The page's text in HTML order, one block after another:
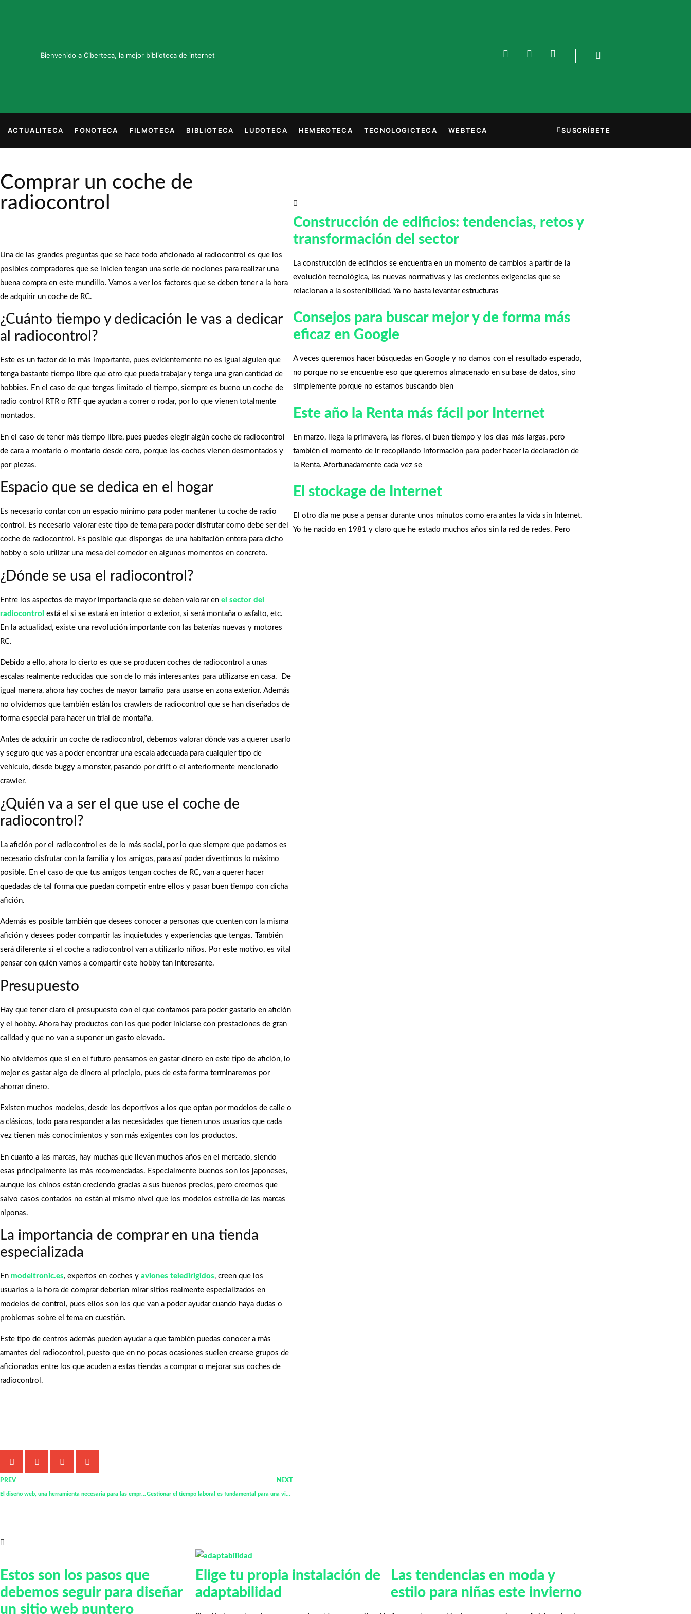
Bienvenido a Ciberteca, la mejor biblioteca de internet
ACTUALITECA FONOTECA FILMOTECA BIBLIOTECA LUDOTECA HEMEROTECA TECNOLOGICTECA WEBTECA SUSCRÍBETE
Comprar un coche de
radiocontrol
Una de las grandes preguntas que se hace todo aficionado al radiocontrol es que los
posibles compradores que se inicien tengan una serie de nociones para realizar una
buena compra en este mundillo. Vamos a ver los factores que se deben tener a la hora
de adquirir un coche de RC.
¿Cuánto tiempo y dedicación le vas a dedicar
al radiocontrol?
Este es un factor de lo más importante, pues evidentemente no es igual alguien que
tenga bastante tiempo libre que otro que pueda trabajar y tenga una gran cantidad de
hobbies. En el caso de que tengas limitado el tiempo, siempre es bueno un coche de
radio control RTR o RTF que ayudan a correr o rodar, por lo que vienen totalmente
montados.
En el caso de tener más tiempo libre, pues puedes elegir algún coche de radiocontrol
de cara a montarlo o montarlo desde cero, porque los coches vienen desmontados y
por piezas.
Espacio que se dedica en el hogar
Es necesario contar con un espacio mínimo para poder mantener tu coche de radio
control. Es necesario valorar este tipo de tema para poder disfrutar como debe ser del
coche de radiocontrol. Es posible que dispongas de una habitación entera para dicho
hobby o solo utilizar una mesa del comedor en algunos momentos en concreto.
¿Dónde se usa el radiocontrol?
Entre los aspectos de mayor importancia que se deben valorar en el sector del
radiocontrol está el si se estará en interior o exterior, si será montaña o asfalto, etc.
En la actualidad, existe una revolución importante con las baterías nuevas y motores
RC.
Debido a ello, ahora lo cierto es que se producen coches de radiocontrol a unas
escalas realmente reducidas que son de lo más interesantes para utilizarse en casa. De
igual manera, ahora hay coches de mayor tamaño para usarse en zona exterior. Además
no olvidemos que también están los crawlers de radiocontrol que se han diseñados de
forma especial para hacer un trial de montaña.
Antes de adquirir un coche de radiocontrol, debemos valorar dónde vas a querer usarlo
y seguro que vas a poder encontrar una escala adecuada para cualquier tipo de
vehículo, desde buggy a monster, pasando por drift o el anteriormente mencionado
crawler.
¿Quién va a ser el que use el coche de
radiocontrol?
La afición por el radiocontrol es de lo más social, por lo que siempre que podamos es
necesario disfrutar con la familia y los amigos, para así poder divertirnos lo máximo
posible. En el caso de que tus amigos tengan coches de RC, van a querer hacer
quedadas de tal forma que puedan competir entre ellos y pasar buen tiempo con dicha
afición.
Además es posible también que desees conocer a personas que cuenten con la misma
afición y desees poder compartir las inquietudes y experiencias que tengas. También
será diferente si el coche a radiocontrol van a utilizarlo niños. Por este motivo, es vital
pensar con quién vamos a compartir este hobby tan interesante.
Presupuesto
Hay que tener claro el presupuesto con el que contamos para poder gastarlo en afición
y el hobby. Ahora hay productos con los que poder iniciarse con prestaciones de gran
calidad y que no van a suponer un gasto elevado.
No olvidemos que si en el futuro pensamos en gastar dinero en este tipo de afición, lo
mejor es gastar algo de dinero al principio, pues de esta forma terminaremos por
ahorrar dinero.
Existen muchos modelos, desde los deportivos a los que optan por modelos de calle o
a clásicos, todo para responder a las necesidades que tienen unos usuarios que cada
vez tienen más conocimientos y son más exigentes con los productos.
En cuanto a las marcas, hay muchas que llevan muchos años en el mercado, siendo
esas principalmente las más recomendadas. Especialmente buenos son los japoneses,
aunque los chinos están creciendo gracias a sus buenos precios, pero creemos que
salvo casos contados no están al mismo nivel que los modelos estrella de las marcas
niponas.
La importancia de comprar en una tienda
especializada
En modeltronic.es, expertos en coches y aviones teledirigidos, creen que los
usuarios a la hora de comprar deberían mirar sitios realmente especializados en
modelos de control, pues ellos son los que van a poder ayudar cuando haya dudas o
problemas sobre el tema en cuestión.
Este tipo de centros además pueden ayudar a que también puedas conocer a más
amantes del radiocontrol, puesto que en no pocas ocasiones suelen crearse grupos de
aficionados entre los que acuden a estas tiendas a comprar o mejorar sus coches de
radiocontrol.
PREV
El diseño web, una herramienta necesaria para las empresas de hoy en día
NEXT
Gestionar el tiempo laboral es fundamental para una vida sana
Construcción de edificios: tendencias, retos y
transformación del sector
La construcción de edificios se encuentra en un momento de cambios a partir de la
evolución tecnológica, las nuevas normativas y las crecientes exigencias que se
relacionan a la sostenibilidad. Ya no basta levantar estructuras
Consejos para buscar mejor y de forma más
eficaz en Google
A veces queremos hacer búsquedas en Google y no damos con el resultado esperado,
no porque no se encuentre eso que queremos almacenado en su base de datos, sino
simplemente porque no estamos buscando bien
Este año la Renta más fácil por Internet
En marzo, llega la primavera, las flores, el buen tiempo y los días más largas, pero
también el momento de ir recopilando información para poder hacer la declaración de
la Renta. Afortunadamente cada vez se
El stockage de Internet
El otro día me puse a pensar durante unos minutos como era antes la vida sin Internet.
Yo he nacido en 1981 y claro que he estado muchos años sin la red de redes. Pero
Estos son los pasos que
debemos seguir para diseñar
un sitio web puntero
Elige tu propia instalación de
adaptabilidad
Las tendencias en moda y
estilo para niñas este invierno